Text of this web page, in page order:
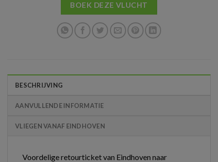
BOEK DEZE VLUCHT
BESCHRIJVING
AANVULLENDE INFORMATIE
VLIEGEN VANAF EINDHOVEN
Voordelige retourticket van Eindhoven naar